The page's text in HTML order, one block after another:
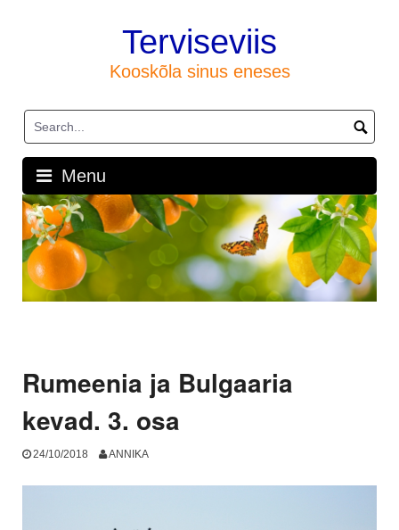
Terviseviis
Kooskõla sinus eneses
Menu
Rumeenia ja Bulgaaria
kevad. 3. osa
24/10/2018 ANNIKA